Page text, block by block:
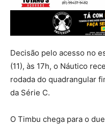
Decisão pelo acesso no
(11), às 17h, o Náutico
rodada do quadrangular
da Série C.
O Timbu chega para o